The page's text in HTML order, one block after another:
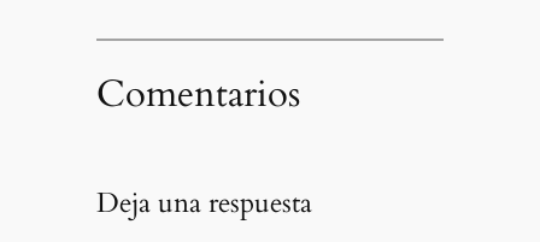
Comentarios
Deja una respuesta